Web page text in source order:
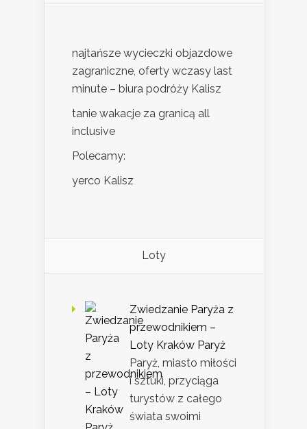
najtańsze wycieczki objazdowe
zagraniczne, oferty wczasy last
minute – biura podróży Kalisz
tanie wakacje za granicą all
inclusive
Polecamy:
yerco Kalisz
Loty
Zwiedzanie Paryża z
przewodnikiem –
Loty Kraków Paryż
Paryż, miasto miłości
i sztuki, przyciąga
turystów z całego
świata swoimi